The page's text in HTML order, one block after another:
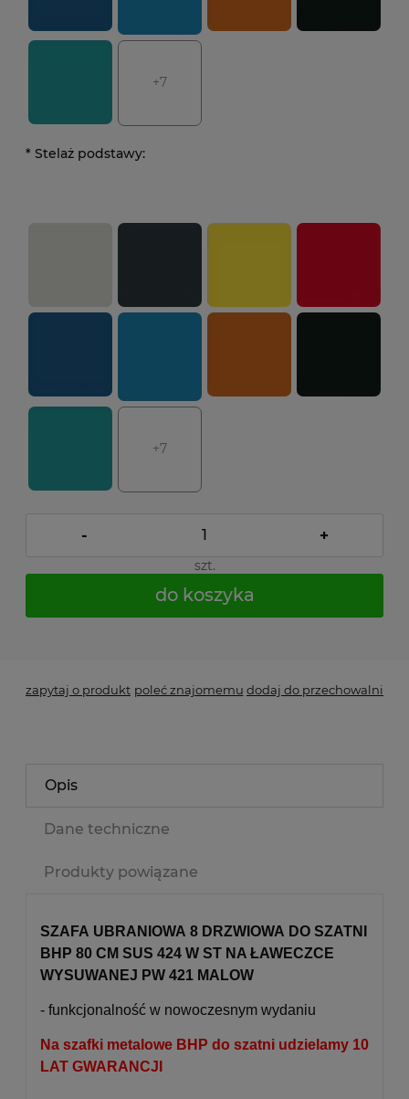
+7
* Stelaż podstawy:
+7
- +
szt.
do koszyka
zapytaj o produkt poleć znajomemu dodaj do przechowalni
Opis
Dane techniczne
Produkty powiązane
SZAFA UBRANIOWA 8 DRZWIOWA DO SZATNI
BHP 80 CM SUS 424 W ST NA ŁAWECZCE
WYSUWANEJ PW 421 MALOW
- funkcjonalność w nowoczesnym wydaniu
Na szafki metalowe BHP do szatni udzielamy 10
LAT GWARANCJI